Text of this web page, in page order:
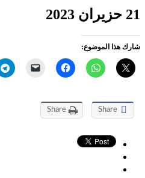
21 حزيران 2023
شارك هذا الموضوع:
Share
Share